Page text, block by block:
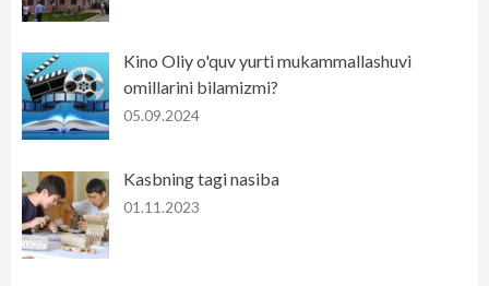
Kino Oliy o'quv yurti mukammallashuvi
omillarini bilamizmi?
05.09.2024
Kasbning tagi nasiba
01.11.2023